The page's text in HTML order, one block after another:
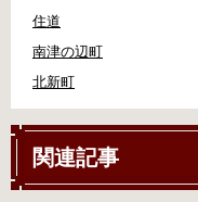
住道
南津の辺町
北新町
関連記事